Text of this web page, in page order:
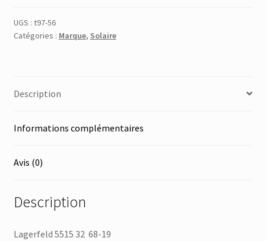
Réinitialisation du mot de passe
UGS : t97-56
Catégories : Marque, Solaire
Description
Informations complémentaires
Avis (0)
Description
Lagerfeld 5515 32 68-19